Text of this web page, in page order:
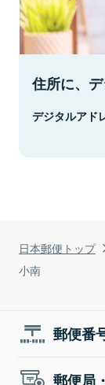
日本郵便トップ
小南
住所に、デ
デジタルアド
郵便番
郵便局